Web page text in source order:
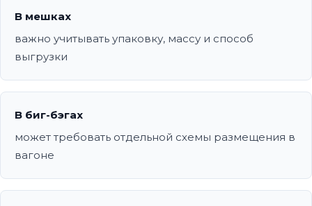
В мешках
важно учитывать упаковку, массу и способ
выгрузки
В биг-бэгах
может требовать отдельной схемы размещения в
вагоне